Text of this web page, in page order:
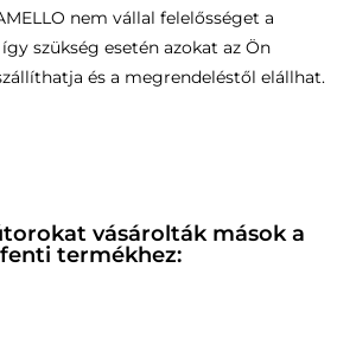
nem vállal felelősséget a
szükség esetén azokat az Ön
és a megrendeléstől elállhat.
vásárolták mások a
fenti termékhez: